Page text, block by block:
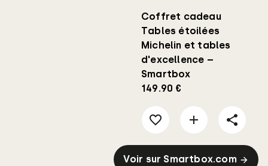
Coffret cadeau
Tables étoilées
Michelin et tables
d'excellence –
Smartbox
149.90 €
Voir sur Smartbox.com